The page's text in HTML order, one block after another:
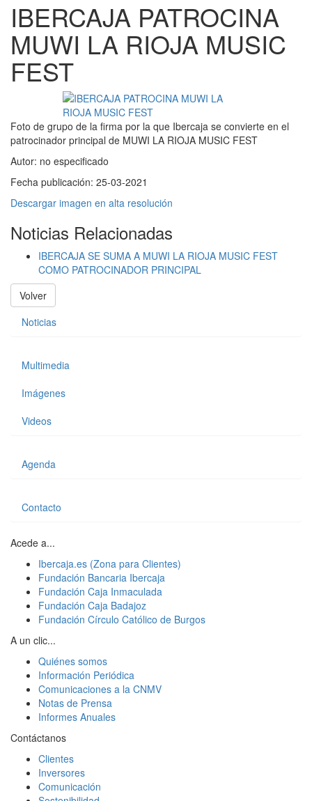
IBERCAJA PATROCINA
MUWI LA RIOJA MUSIC
FEST
Foto de grupo de la firma por la que Ibercaja se convierte en el
patrocinador principal de MUWI LA RIOJA MUSIC FEST
Autor: no especificado
Fecha publicación: 25-03-2021
Descargar imagen en alta resolución
Noticias Relacionadas
IBERCAJA SE SUMA A MUWI LA RIOJA MUSIC FEST
COMO PATROCINADOR PRINCIPAL
Volver
Noticias
Multimedia
Imágenes
Videos
Agenda
Contacto
Acede a...
Ibercaja.es (Zona para Clientes)
Fundación Bancaria Ibercaja
Fundación Caja Inmaculada
Fundación Caja Badajoz
Fundación Círculo Católico de Burgos
A un clic...
Quiénes somos
Información Periódica
Comunicaciones a la CNMV
Notas de Prensa
Informes Anuales
Contáctanos
Clientes
Inversores
Comunicación